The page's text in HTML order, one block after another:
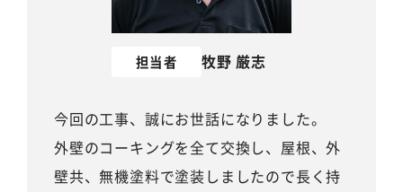
担当者 牧野 厳志
今回の工事、誠にお世話になりました。
外壁のコーキングを全て交換し、屋根、外
壁共、無機塗料で塗装しましたので長く持